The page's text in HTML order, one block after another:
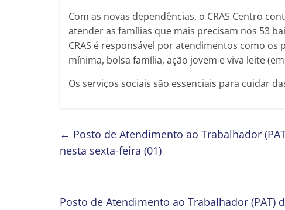
Com as novas dependências, o CRAS Centro
atender as famílias que mais precisam nos 53
CRAS é responsável por atendimentos como os
mínima, bolsa família, ação jovem e viva leite
Os serviços sociais são essenciais para cuidar
← Posto de Atendimento ao Trabalhador
nesta sexta-feira (01)
Posto de Atendimento ao Trabalhador (PAT)